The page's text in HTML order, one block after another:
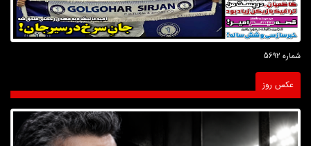
شماره 5692
عکس روز